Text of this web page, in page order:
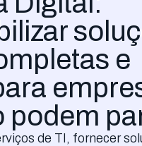
e
podem
de TI, fornecer